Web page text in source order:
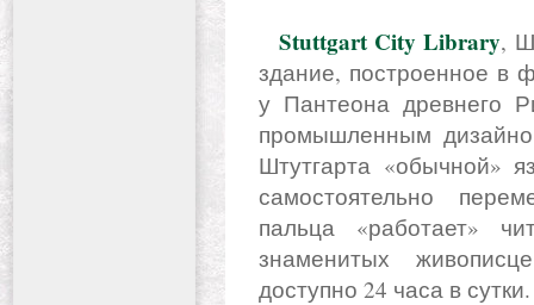
Stuttgart City Library,
здание, построенное в
у Пантеона древнего
промышленным
Штутгарта «обычной»
самостоятельно
пальца «работает»
знаменитых
доступно 24 часа в сутки.